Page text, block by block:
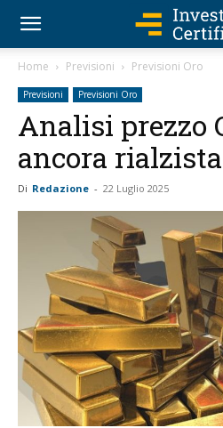
Home Previsioni Previsioni Oro
Previsioni Previsioni Oro
Analisi prezzo
ancora rialzista
Di Redazione - 22 Luglio 2025